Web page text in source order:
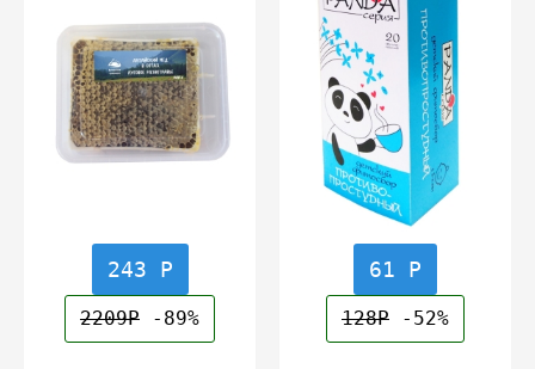
243 Р
2209Р -89%
61 Р
128Р -52%